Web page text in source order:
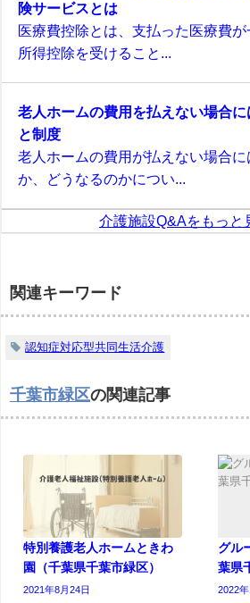
険サービスとは
医療費控除とは、支払った医療費
所得控除を受けること...
老人ホームの費用を払えない場合
と制度
老人ホームの費用が払えない場合
か、どうなるのかについ...
介護施設Q&Aをもっと
関連キーワード
認知症対応型共同生活介護
千葉市緑区の関連記事
特別養護老人ホームときわ
園（千葉県千葉市緑区）
2021年8月24日
グル
葉県
2022